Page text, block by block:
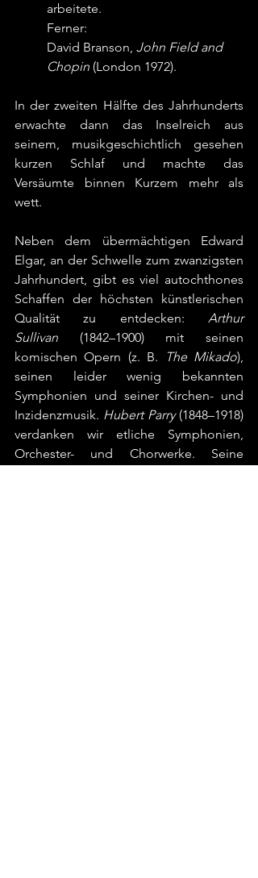
arbeitete.
Ferner:
David Branson, John Field and
Chopin (London 1972).
In der zweiten Hälfte des Jahrhunderts
erwachte dann das Inselreich aus
seinem, musikgeschichtlich gesehen
kurzen Schlaf und machte das
Versäumte binnen Kurzem mehr als
wett.
Neben dem übermächtigen Edward
Elgar, an der Schwelle zum zwanzigsten
Jahrhundert, gibt es viel autochthones
Schaffen der höchsten künstlerischen
Qualität zu entdecken: Arthur
Sullivan (1842–1900) mit seinen
komischen Opern (z. B.
The Mikado),
seinen leider wenig bekannten
Symphonien und seiner Kirchen- und
Inzidenzmusik. Hubert Parry (1848–1918)
verdanken wir etliche Symphonien,
Orchester- und Chorwerke. Seine